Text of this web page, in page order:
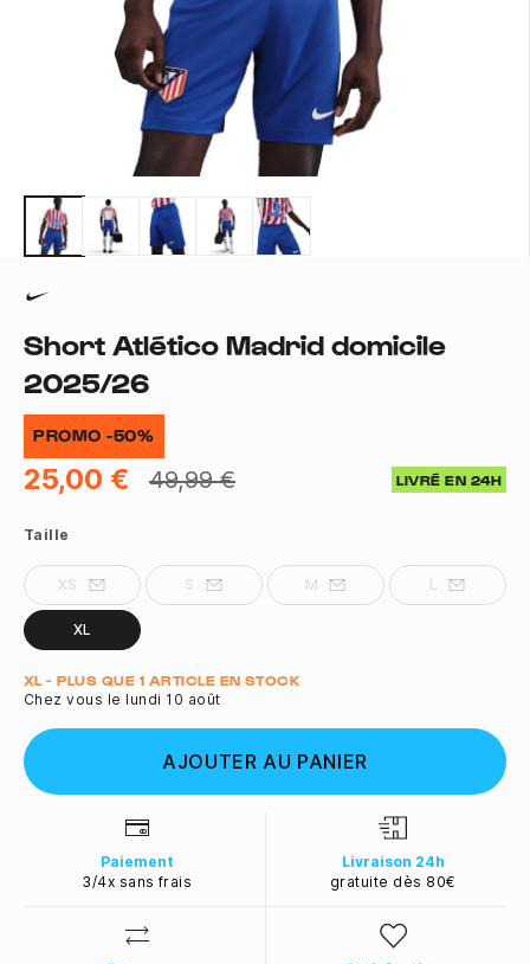
Short Atlético Madrid domicile
2025/26
PROMO -50%
25,00 € 49,99 € LIVRÉ EN 24H
Taille
XS S M L
XL
Quantité
XL - PLUS QUE 1 ARTICLE EN STOCK
Chez vous le lundi 10 août
AJOUTER AU PANIER
Paiement
3/4x sans frais
Livraison 24h
gratuite dès 80€